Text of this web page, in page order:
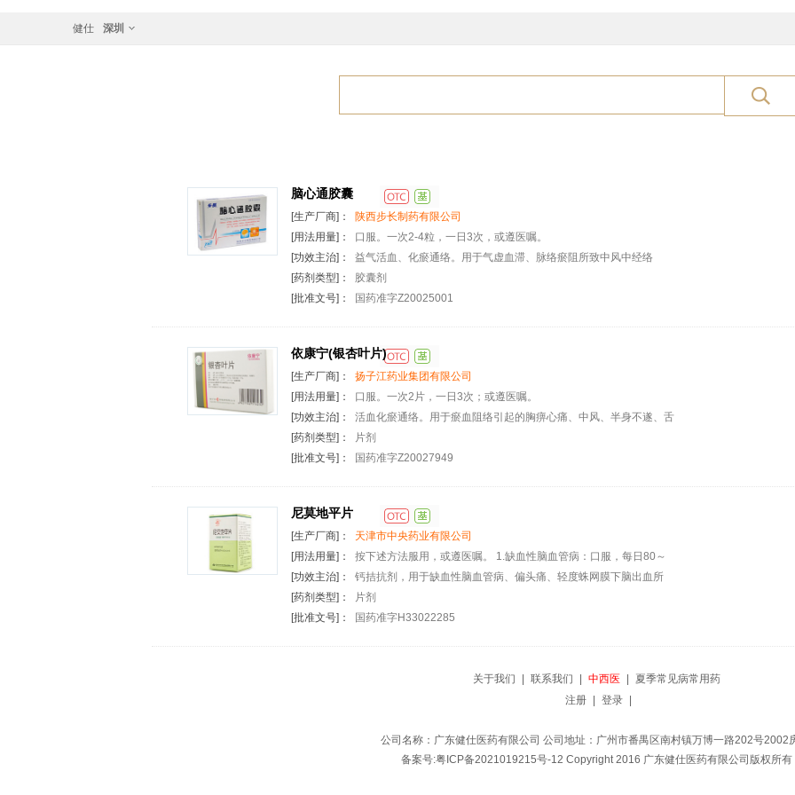
健仕 深圳
脑心通胶囊
[生产厂商]：
陕西步长制药有限公司
[用法用量]：
口服。一次2-4粒，一日3次，或遵医嘱。
[功效主治]：
益气活血、化瘀通络。用于气虚血滞、脉络瘀阻所致中风中经络
[药剂类型]：
胶囊剂
[批准文号]：
国药准字Z20025001
依康宁(银杏叶片)
[生产厂商]：
扬子江药业集团有限公司
[用法用量]：
口服。一次2片，一日3次；或遵医嘱。
[功效主治]：
活血化瘀通络。用于瘀血阻络引起的胸痹心痛、中风、半身不遂、舌
[药剂类型]：
片剂
[批准文号]：
国药准字Z20027949
尼莫地平片
[生产厂商]：
天津市中央药业有限公司
[用法用量]：
按下述方法服用，或遵医嘱。 1.缺血性脑血管病：口服，每日80～
[功效主治]：
钙拮抗剂，用于缺血性脑血管病、偏头痛、轻度蛛网膜下脑出血所
[药剂类型]：
片剂
[批准文号]：
国药准字H33022285
关于我们 联系我们 中西医
夏季常见病常用药
注册
登录
公司名称：广东健仕医药有限公司 公司地址：广州市番禺区南村镇万博一路202号2002
备案号:粤ICP备2021019215号-12 Copyright 2016 广东健仕医药有限公司版权所有